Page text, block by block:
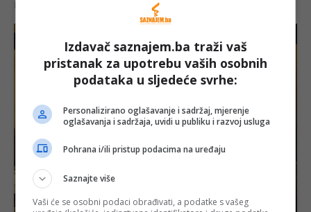
Izdavač saznajem.ba traži vaš
pristanak za upotrebu vaših osobnih
podataka u sljedeće svrhe:
Personalizirano oglašavanje i sadržaj, mjerenje
oglašavanja i sadržaja, uvidi u publiku i razvoj usluga
Pohrana i/ili pristup podacima na uređaju
Saznajte više
Vaši će se osobni podaci obrađivati, a podatke s vašeg